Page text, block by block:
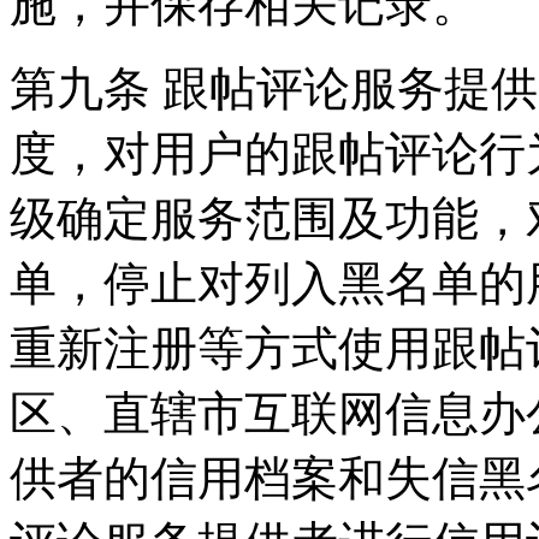
第九条 跟帖评论服务提
度，对用户的跟帖评论
级确定服务范围及功能
单，停止对列入黑名单
重新注册等方式使用跟
区、直辖市互联网信息
供者的信用档案和失信